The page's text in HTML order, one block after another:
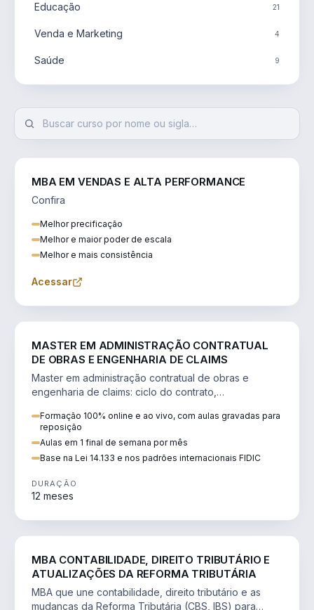
Educação 21
Venda e Marketing 4
Saúde 9
MBA EM VENDAS E ALTA PERFORMANCE
Confira
Melhor precificação
Melhor e maior poder de escala
Melhor e mais consistência
Acessar
MASTER EM ADMINISTRAÇÃO CONTRATUAL
DE OBRAS E ENGENHARIA DE CLAIMS
Master em administração contratual de obras e
engenharia de claims: ciclo do contrato,
Formação 100% online e ao vivo, com aulas gravadas para
reposição
Aulas em 1 final de semana por mês
Base na Lei 14.133 e nos padrões internacionais FIDIC
DURAÇÃO
12 meses
MBA CONTABILIDADE, DIREITO TRIBUTÁRIO E
ATUALIZAÇÕES DA REFORMA TRIBUTÁRIA
MBA que une contabilidade, direito tributário e as
mudanças da Reforma Tributária (CBS, IBS) para